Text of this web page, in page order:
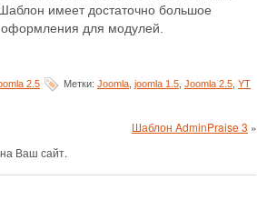
имеет достаточно большое
оформления для модулей.
2.5 Метки: Joomla joomla 1.5 Joomla 2.5 YT
Шаблон AdminPraise 3 »
на Ваш сайт.